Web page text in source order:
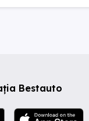
Bestauto